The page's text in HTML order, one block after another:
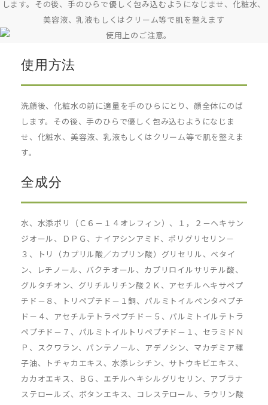
使用方法
洗顔後、化粧水の前に適量を手のひらにとり、顔全体にのば
します。その後、手のひらで優しく包み込むようになじま
せ、化粧水、美容液、乳液もしくはクリーム等で肌を整えま
す。
全成分
水、水添ポリ（Ｃ６－１４オレフィン）、１，２－ヘキサン
ジオール、ＤＰＧ、ナイアシンアミド、ポリグリセリン－
３、トリ（カプリル酸／カプリン酸）グリセリル、ベタイ
ン、レチノール、バクチオール、カプリロイルサリチル酸、
グルタチオン、グリチルリチン酸２Ｋ、アセチルヘキサペプ
チド－８、トリペプチド－１銅、パルミトイルペンタペプチ
ド－４、アセチルテトラペプチド－５、パルミトイルテトラ
ペプチド－７、パルミトイルトリペプチド－１、セラミドＮ
Ｐ、スクワラン、パンテノール、アデノシン、マカデミア種
子油、トチャカエキス、水添レシチン、サトウキビエキス、
カカオエキス、ＢＧ、エチルヘキシルグリセリン、アブラナ
ステロールズ、ボタンエキス、コレステロール、ラウリン酸